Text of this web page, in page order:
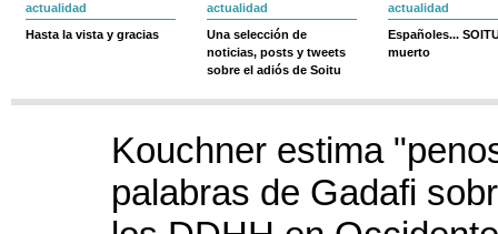
actualidad
Hasta la vista y gracias
actualidad
Una selección de
noticias, posts y tweets
sobre el adiós de Soitu
actualidad
Españoles...
muerto
Kouchner estima
palabras de Gadafi